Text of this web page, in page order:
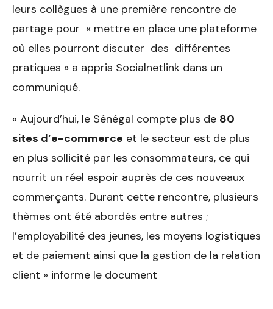
leurs collègues à une première rencontre de
partage pour « mettre en place une plateforme
où elles pourront discuter des différentes
pratiques » a appris Socialnetlink dans un
communiqué.
« Aujourd’hui, le Sénégal compte plus de 80
sites d’e-commerce et le secteur est de plus
en plus sollicité par les consommateurs, ce qui
nourrit un réel espoir auprès de ces nouveaux
commerçants. Durant cette rencontre, plusieurs
thèmes ont été abordés entre autres ;
l’employabilité des jeunes, les moyens logistiques
et de paiement ainsi que la gestion de la relation
client » informe le document